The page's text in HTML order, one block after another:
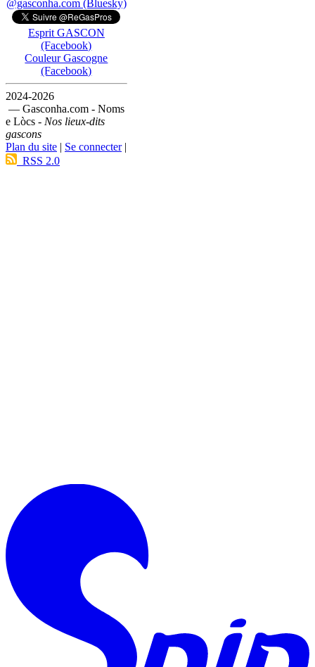
@gasconha.com (Bluesky)
Esprit GASCON
(Facebook)
Couleur Gascogne
(Facebook)
2024-2026
— Gasconha.com - Noms
e Lòcs - Nos lieux-dits
gascons
Plan du site
Se connecter|
RSS 2.0